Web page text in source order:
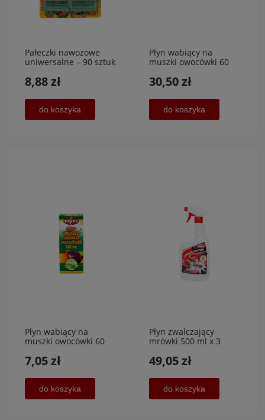
Pałeczki nawozowe
uniwersalne – 90 sztuk
8,88 zł
do koszyka
Płyn wabiący na
muszki owocówki 60
sztuk,PROMOCJA
30,50 zł
do koszyka
Płyn wabiący na
muszki owocówki 60
7,05 zł
do koszyka
Płyn zwalczający
mrówki 500 ml x 3
49,05 zł
do koszyka